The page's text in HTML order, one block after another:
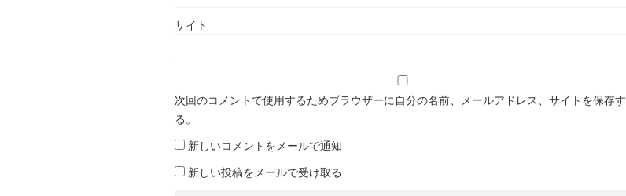
サイト
次回のコメントで使用するためブラウザーに自分の名前、メールアドレス、サイトを保存す
る。
新しいコメントをメールで通知
新しい投稿をメールで受け取る